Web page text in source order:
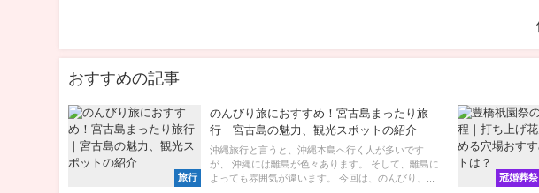
おすすめの記事
旅行
のんびり旅におすすめ！宮古島まったり旅
行｜宮古島の魅力、観光スポットの紹介
沖縄旅行と言うと、沖縄本島へ行く人が多いです
が、 沖縄には離島が色々あります。 そして、離島に
よっても雰囲気が違います。 今回は、のんびり、...
冠婚葬